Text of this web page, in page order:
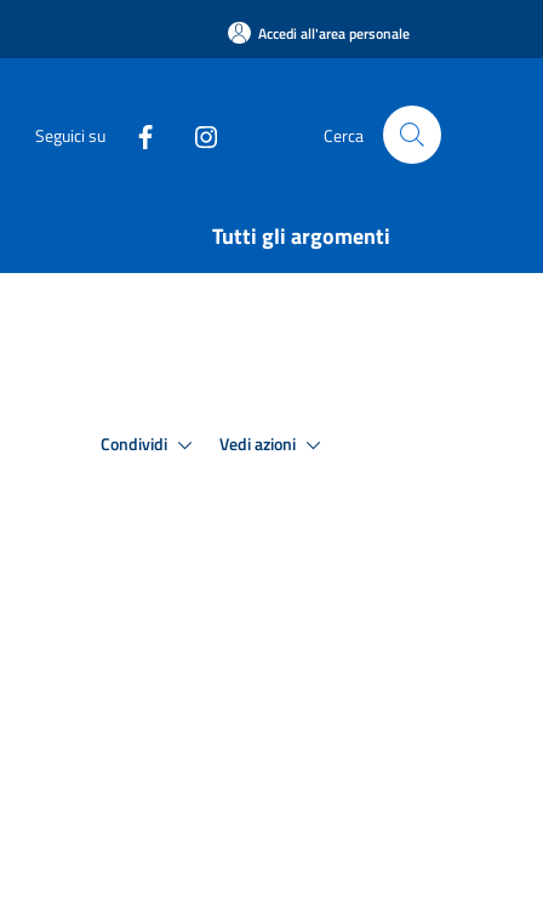
Accedi all'area personale
Seguici su Cerca
Tutti gli argomenti
Condividi Vedi azioni